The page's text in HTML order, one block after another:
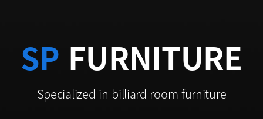
SP FURNITURE
Specialized in billiard room furniture